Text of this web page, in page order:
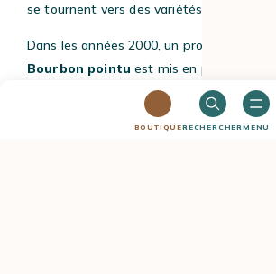
BOUTIQUERECHERCHERMENU
se tournent vers des variétés plus
Dans les années 2000, un programme de
Bourbon pointu est mis en place afin
variété unique. Des plants anciens sont
replantés dans plusieurs zones de l’île.